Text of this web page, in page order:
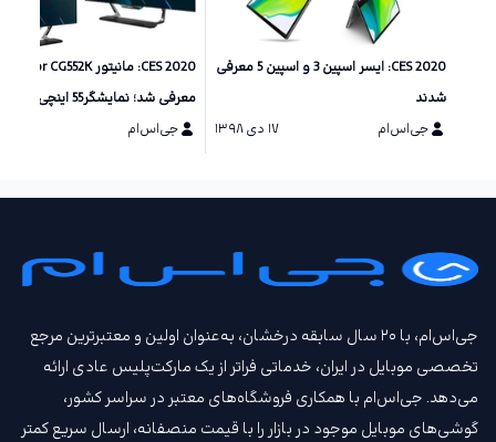
CES 2020: ایسر اسپین 3 و اسپین 5 معرفی
شدند
جی‌اس‌ام
۱۷ دی ۱۳۹۸
رزولوشن 4K
جی‌اس‌ام
جی‌اس‌ام، با ۲۰ سال سابقه درخشان، به‌عنوان اولین و معتبرترین مرجع
تخصصی موبایل در ایران، خدماتی فراتر از یک مارکت‌پلیس عادی ارائه
می‌دهد. جی‌اس‌ام با همکاری فروشگاه‌های معتبر در سراسر کشور،
گوشی‌های موبایل موجود در بازار را با قیمت‌ منصفانه، ارسال سریع کمتر